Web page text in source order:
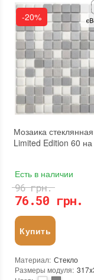
Форма чипа:
Основа: Сетка
Назначение
Количество в упаковке
Вес модуля:
0,7 кг
Размеры чипа: 24x24
Толщина чипа: 4 мм
Площадь модуля: 0,1
Страна производителя
Бренд
AquaMo
Тип поверхности:
-20%
Мозаика
Limited Edition 60 на
Есть в наличии
76.50 грн.
96 грн.
Купить
Материал: Стекло
Размеры модуля: